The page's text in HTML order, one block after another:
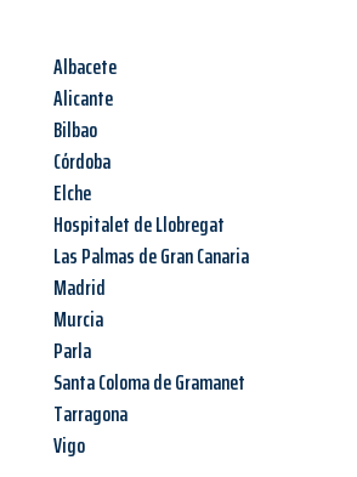
Albacete
Alicante
Bilbao
Córdoba
Elche
Hospitalet de Llobregat
Las Palmas de Gran Canaria
Madrid
Murcia
Parla
Santa Coloma de Gramanet
Tarragona
Vigo